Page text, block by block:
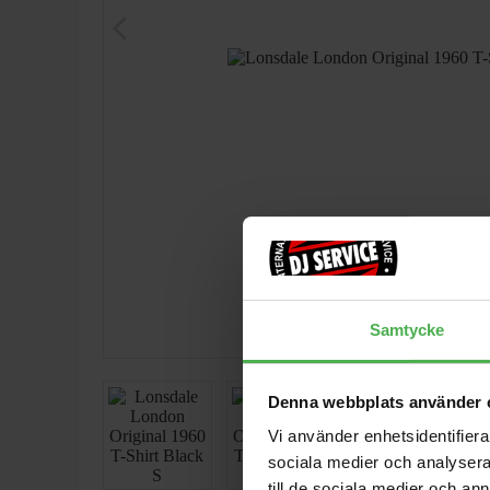
Samtycke
Denna webbplats använder
Vi använder
sociala medier och